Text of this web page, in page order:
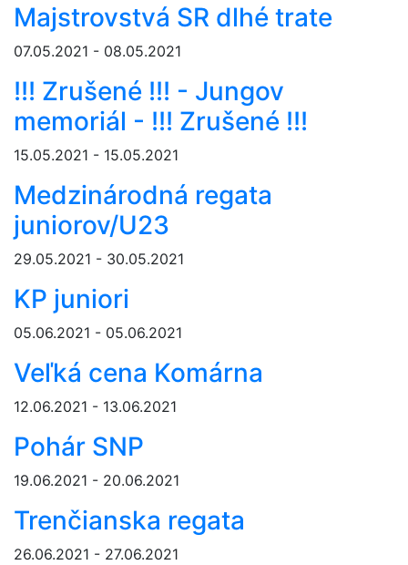
Majstrovstvá SR dlhé trate
07.05.2021 - 08.05.2021
!!! Zrušené !!! - Jungov
memoriál - !!! Zrušené !!!
15.05.2021 - 15.05.2021
Medzinárodná regata
juniorov/U23
29.05.2021 - 30.05.2021
KP juniori
05.06.2021 - 05.06.2021
Veľká cena Komárna
12.06.2021 - 13.06.2021
Pohár SNP
19.06.2021 - 20.06.2021
Trenčianska regata
26.06.2021 - 27.06.2021